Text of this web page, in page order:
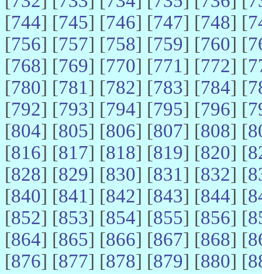
[744] [745] [746] [747] [748] [
[756] [757] [758] [759] [760] [
[768] [769] [770] [771] [772] [
[780] [781] [782] [783] [784] [
[792] [793] [794] [795] [796] [
[804] [805] [806] [807] [808] [
[816] [817] [818] [819] [820] [
[828] [829] [830] [831] [832] [
[840] [841] [842] [843] [844] [
[852] [853] [854] [855] [856] [
[864] [865] [866] [867] [868] [
[876] [877] [878] [879] [880] [